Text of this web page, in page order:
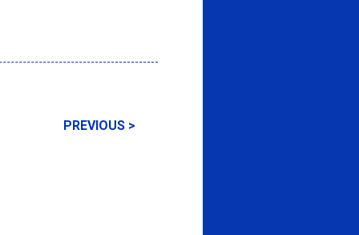
PREVIOUS >